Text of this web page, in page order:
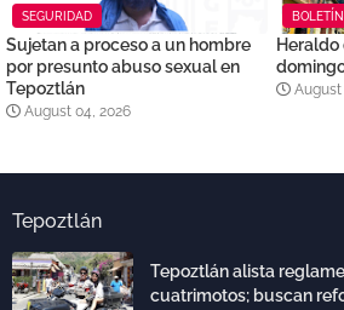
SEGURIDAD
Sujetan a proceso a un hombre
por presunto abuso sexual en
Tepoztlán
August 04, 2026
Heraldo
August
Tepoztlán
Tepoztlán alista
cuatrimotos; buscan